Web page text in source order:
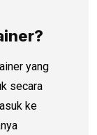
yang
secara
ke